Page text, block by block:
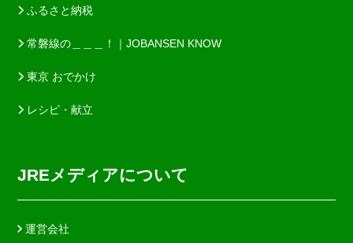
ふるさと納税
常磐線の＿＿＿！｜JOBANSEN KNOW
東京 おでかけ
レシピ・献立
JREメディアについて
運営会社